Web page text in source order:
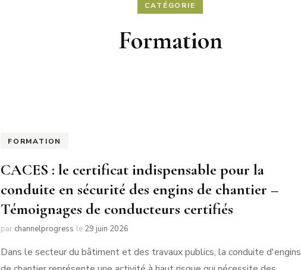
CATÉGORIE
Formation
FORMATION
CACES : le certificat indispensable pour la
conduite en sécurité des engins de chantier –
Témoignages de conducteurs certifiés
par channelprogress le 29 juin 2026
Dans le secteur du bâtiment et des travaux publics, la conduite d'engins